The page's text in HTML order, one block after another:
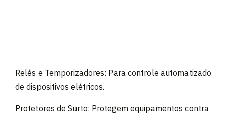
Relés e Temporizadores: Para controle automatizado
de dispositivos elétricos.
Protetores de Surto: Protegem equipamentos contra